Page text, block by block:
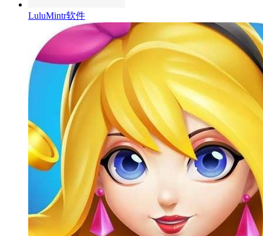
LuluMintr软件